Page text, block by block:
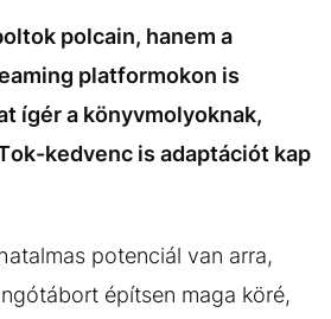
polcain, hanem a
platformokon is
ígér a könyvmolyoknak,
kedvenc is adaptációt kap
potenciál van arra,
építsen maga köré,